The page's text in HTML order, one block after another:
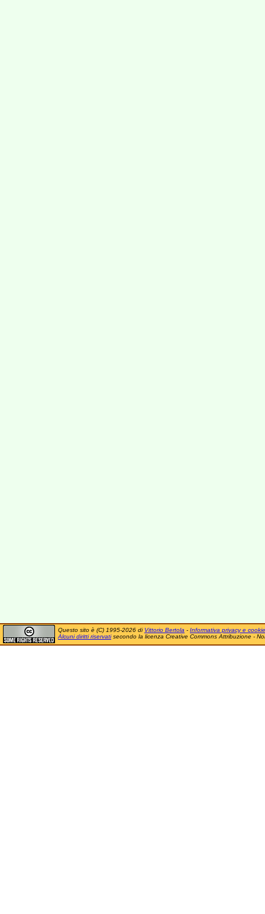
Questo sito è (C) 1995-2026 di Vittorio Bertola - Informativa privacy e cookie
Alcuni diritti riservatisecondo la licenza Creative Commons Attribuzione -